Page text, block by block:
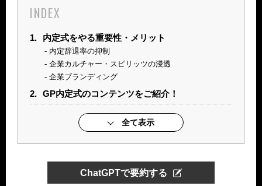
INDEX
1. 内定式をやる重要性・メリット
内定辞退率の抑制
企業カルチャー・スピリッツの浸透
企業ブランディング
2. GP内定式のコンテンツをご紹介！
全て表示
ChatGPTで要約する